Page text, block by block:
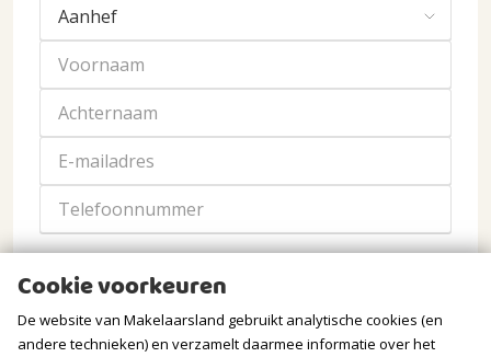
Cookie voorkeuren
De website van Makelaarsland gebruikt analytische cookies (en
andere technieken) en verzamelt daarmee informatie over het